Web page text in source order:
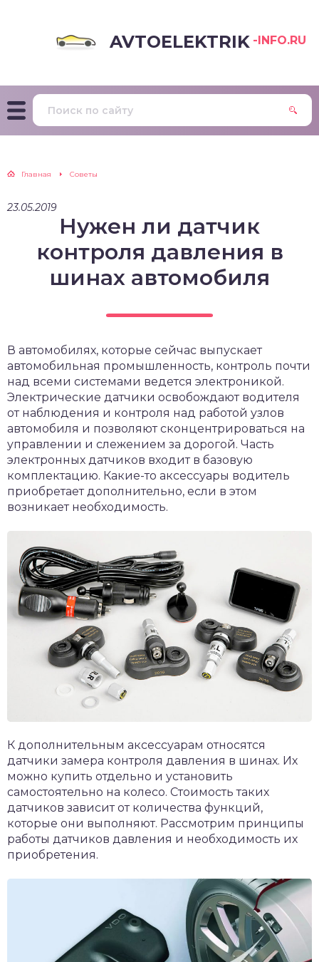
AVTOELEKTRIK -INFO.RU
Главная Советы
23.05.2019
Нужен ли датчик
контроля давления в
шинах автомобиля
В автомобилях, которые сейчас выпускает
автомобильная промышленность, контроль почти
над всеми системами ведется электроникой.
Электрические датчики освобождают водителя
от наблюдения и контроля над работой узлов
автомобиля и позволяют сконцентрироваться на
управлении и слежением за дорогой. Часть
электронных датчиков входит в базовую
комплектацию. Какие-то аксессуары водитель
приобретает дополнительно, если в этом
возникает необходимость.
К дополнительным аксессуарам относятся
датчики замера контроля давления в шинах. Их
можно купить отдельно и установить
самостоятельно на колесо. Стоимость таких
датчиков зависит от количества функций,
которые они выполняют. Рассмотрим принципы
работы датчиков давления и необходимость их
приобретения.